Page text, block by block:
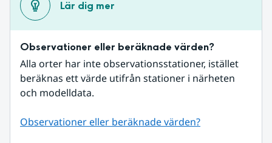
Lär dig mer
Observationer eller beräknade värden?
Alla orter har inte observationsstationer, istället
beräknas ett värde utifrån stationer i närheten
och modelldata.
Observationer eller beräknade värden?